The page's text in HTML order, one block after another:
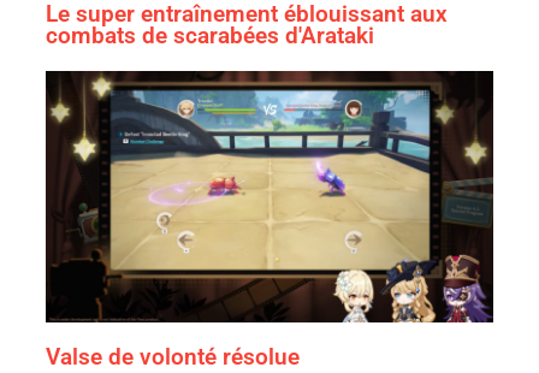
Le super entraînement éblouissant aux
combats de scarabées d'Arataki
Valse de volonté résolue